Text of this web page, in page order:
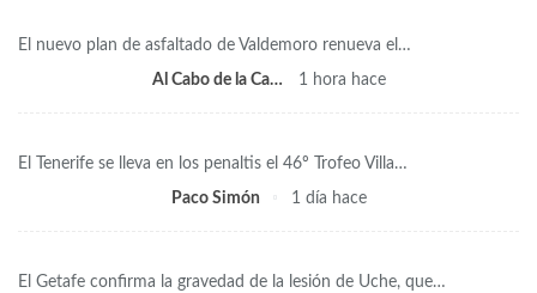
El nuevo plan de asfaltado de Valdemoro renueva el…
Al Cabo de la Calle 1 hora hace
El Tenerife se lleva en los penaltis el 46º Trofeo Villa…
Paco Simón 1 día hace
El Getafe confirma la gravedad de la lesión de Uche, que…